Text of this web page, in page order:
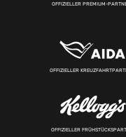
OFFIZIELLER PREMIUM-
OFFIZIELLER
OFFIZIELLER